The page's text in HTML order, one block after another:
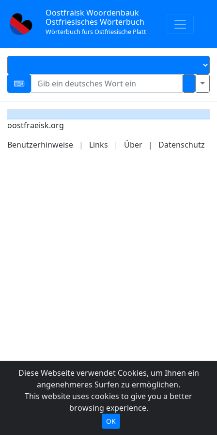
Oostfräisk Woordenbauk
Ostfriesisches Wörterbuch
Wörterbuch fürs Ostfriesische Platt
oostfraeisk.org
Benutzerhinweise
| Links | Über | Datenschutz
Diese Webseite verwendet Cookies, um Ihnen ein
angenehmeres Surfen zu ermöglichen.
This website uses cookies to give you a better
browsing experience.
OK